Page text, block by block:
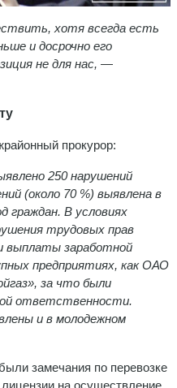
хотя всегда есть
и досрочно его
не для нас, —
прокурор:
250 нарушений
(около 70 %) выявлена в
граждан. В условиях
трудовых прав
выплаты заработной
предприятиях, как ОАО
за что были
ответственности.
и в молодежном
замечания по перевозке
на осуществление